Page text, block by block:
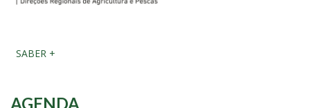
SABER +
AGENDA